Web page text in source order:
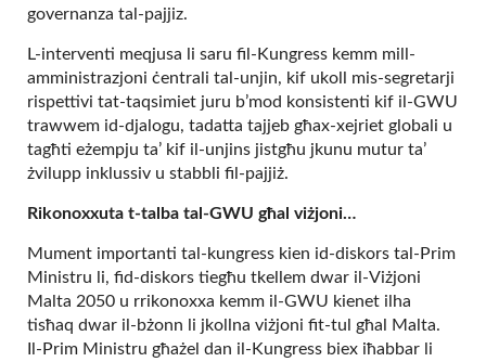
governanza tal-pajjiz.
L-interventi meqjusa li saru fil-Kungress kemm mill-
amministrazjoni ċentrali tal-unjin, kif ukoll mis-segretarji
rispettivi tat-taqsimiet juru b’mod konsistenti kif il-GWU
trawwem id-djalogu, tadatta tajjeb għax-xejriet globali u
tagħti eżempju ta’ kif il-unjins jistgħu jkunu mutur ta’
żvilupp inklussiv u stabbli fil-pajjiż.
Rikonoxxuta t-talba tal-GWU għal viżjoni…
Mument importanti tal-kungress kien id-diskors tal-Prim
Ministru li, fid-diskors tiegħu tkellem dwar il-Viżjoni
Malta 2050 u rrikonoxxa kemm il-GWU kienet ilha
tisħaq dwar il-bżonn li jkollna viżjoni fit-tul għal Malta.
Il-Prim Ministru għażel dan il-Kungress biex iħabbar li